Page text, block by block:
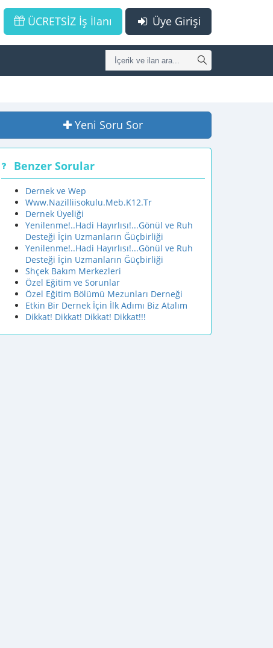
Üye Girişi
ÜCRETSİZ İş İlanı
Yeni Soru Sor
Benzer Sorular
Dernek ve Wep
Www.Nazilliisokulu.Meb.K12.Tr
Dernek Üyeliği
Yenilenme!..Hadi Hayırlısı!...Gönül ve Ruh
Desteği İçin Uzmanların Ğüçbirliği
Yenilenme!..Hadi Hayırlısı!...Gönül ve Ruh
Desteği İçin Uzmanların Ğüçbirliği
Shçek Bakım Merkezleri
Özel Eğitim ve Sorunlar
Özel Eğitim Bölümü Mezunları Derneği
Etkin Bir Dernek İçin İlk Adımı Biz Atalım
Dikkat! Dikkat! Dikkat! Dikkat!!!